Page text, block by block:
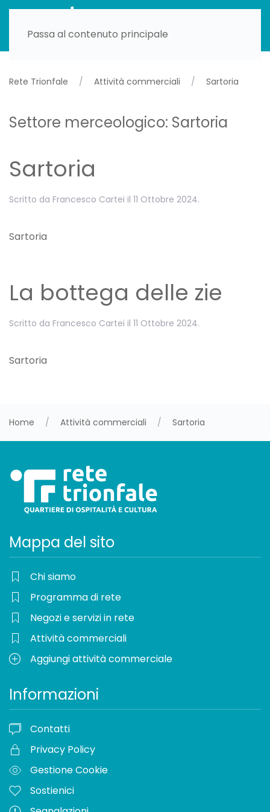
Passa al contenuto principale
Rete Trionfale Attività commerciali Sartoria
Settore merceologico: Sartoria
Sartoria
Scritto da Francesco Cartei il 11 Ottobre 2024.
Sartoria
La bottega delle zie
Scritto da Francesco Cartei il 11 Ottobre 2024.
Sartoria
Home Attività commerciali Sartoria
Mappa del sito
Chi siamo
Programma di rete
Negozi e servizi in rete
Attività commerciali
Aggiungi attività commerciale
Informazioni
Contatti
Privacy Policy
Gestione Cookie
Sostienici